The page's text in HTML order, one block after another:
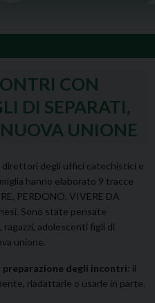
CON
DI SEPARATI,
UNIONE
direttori degli uffici catechistici e
hanno elaborato 9 tracce
PERDONO, VIVERE DA
Sono state pensate
adolescenti figli di
unione.
preparazione degli incontri: il
riadattarle o usarle in parte.